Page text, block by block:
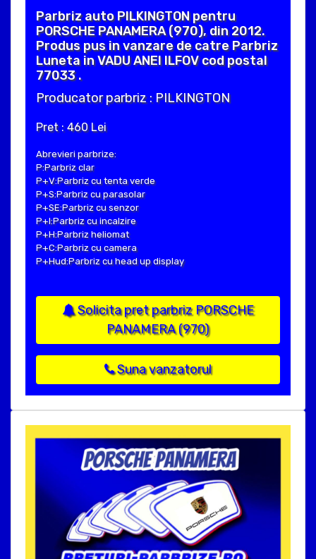
Parbriz auto PILKINGTON pentru
PORSCHE PANAMERA (970), din 2012.
Produs pus in vanzare de catre Parbriz
Luneta in VADU ANEI ILFOV cod postal
77033 .
Producator parbriz : PILKINGTON
Pret : 460 Lei
Abrevieri parbrize:
P:Parbriz clar
P+V:Parbriz cu tenta verde
P+S:Parbriz cu parasolar
P+SE:Parbriz cu senzor
P+I:Parbriz cu incalzire
P+H:Parbriz heliomat
P+C:Parbriz cu camera
P+Hud:Parbriz cu head up display
Solicita pret parbriz PORSCHE
PANAMERA (970)
Suna vanzatorul